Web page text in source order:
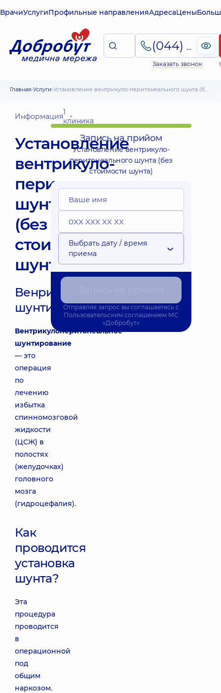
ВрачиУслугиПрофильные направленияАдресаЦены
(044) 495-2-888
Заказать звонок
Главная Услуги Установление вентрикуло-перитонеального шунта (без стоимости шунта)
Информация1
клиника
Установление
вентрикуло-
перитонеального
шунта
(без
стоимости
шунта)
Венрикулоперитонеальное
шунтирование
Вентрикулоперитонеальное
шунтирование
— это
операция
по
лечению
избытка
спинномозговой
жидкости
(ЦСЖ) в
полостях
(желудочках)
головного
мозга
(гидроцефалия).
Как
проводится
установка
шунта?
Эта
процедура
проводится
в
операционной
под
общим
наркозом.
Запись на прийом
Установление вентрикуло-
перитонеального шунта (без
стоимости шунта)
Выбрать дату / время
приема
Отправляя запрос вы соглашаетесь с
Пользовательским соглашением МС
«Добробут»